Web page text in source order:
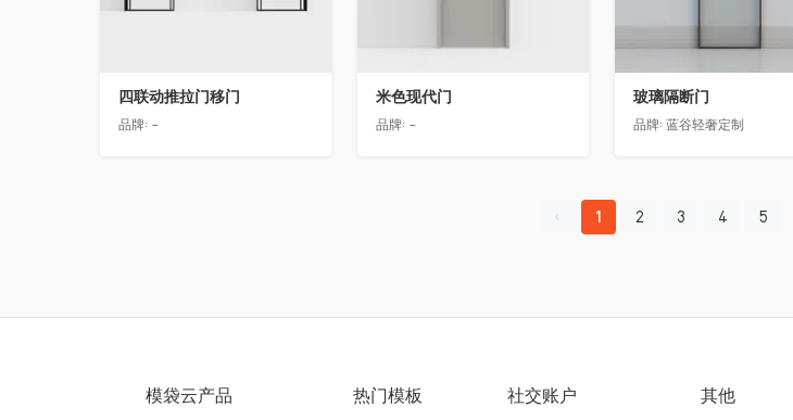
四联动推拉门移门
品牌: -
米色现代门
品牌: -
玻璃隔断门
品牌: 蓝谷轻奢定制
1 2 3 4 5
模袋云产品 热门模板 社交账户 其他